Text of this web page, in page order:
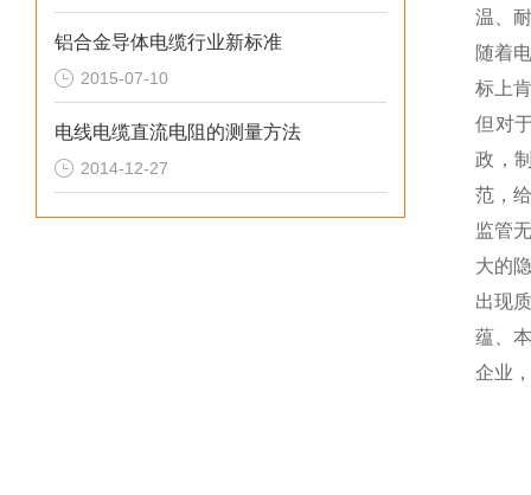
铝合金导体电缆行业新标准
2015-07-10
电线电缆直流电阻的测量方法
2014-12-27
温、
随着
标上
但对
政，
范，
监管
大的
出现
蕴、
企业